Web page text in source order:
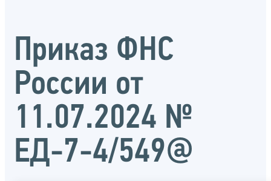
Приказ ФНС
России от
11.07.2024 №
ЕД-7-4/549@